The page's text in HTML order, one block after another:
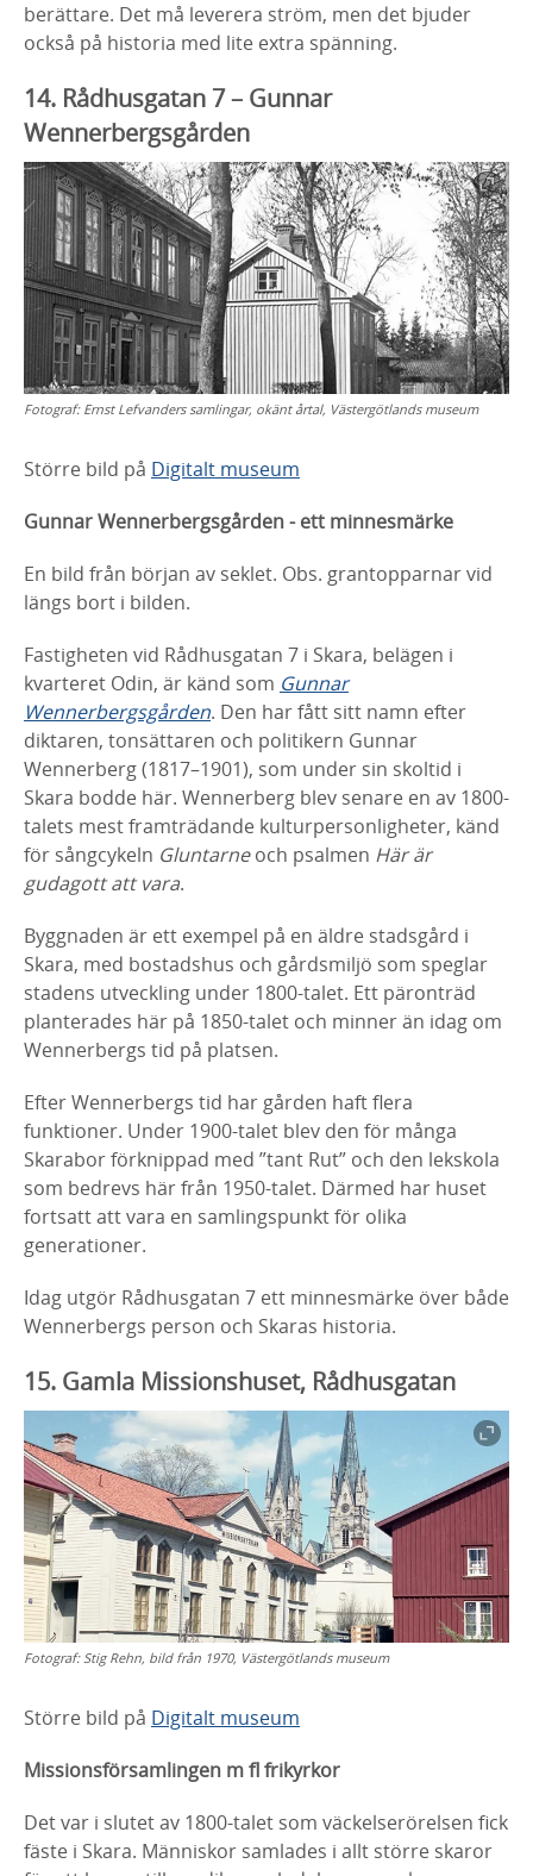
berättare. Det må leverera ström, men det bjuder
också på historia med lite extra spänning.
14. Rådhusgatan 7 – Gunnar
Wennerbergsgården
Fotograf: Ernst Lefvanders samlingar, okänt årtal, Västergötlands museum
Större bild på Digitalt museum
GunnarWennerbergsgården- ett minnesmärke
En bild från början av seklet. Obs. grantopparnarvid
längs bort i bilden.
Fastigheten vid Rådhusgatan 7 i Skara, belägen i
kvarteret Odin, är känd som Gunnar
Wennerbergsgården. Den har fått sitt namn efter
diktaren, tonsättaren och politikern Gunnar
Wennerberg (1817–1901), som under sin skoltid i
Skara bodde här. Wennerberg blev senare en av 1800-
talets mestframträdande kulturpersonligheter, känd
för sångcykeln Gluntarneoch psalmen Här är
gudagott att vara.
Byggnaden är ett exempel på en äldre stadsgård i
Skara, med bostadshus och gårdsmiljö som speglar
stadens utveckling under 1800-talet. Ett päronträd
planterades här på 1850-talet och minner än idag om
Wennerbergs tid på platsen.
Efter Wennerbergs tid har gården haft flera
funktioner. Under 1900-talet blev den för många
Skaraborförknippad med ”tant Rut” och den lekskola
som bedrevs här från 1950-talet. Därmed har huset
fortsatt att vara en samlingspunkt för olika
generationer.
Idag utgör Rådhusgatan 7 ett minnesmärke över både
Wennerbergs person och Skaras historia.
15. Gamla Missionshuset, Rådhusgatan
Fotograf:Stig Rehn, bild från 1970, Västergötlands museum
Större bild på Digitalt museum
Missionsförsamlingen mflfrikyrkor
Det var i slutet av 1800-talet som väckelserörelsen fick
fäste i Skara. Människor samlades i allt större skaror